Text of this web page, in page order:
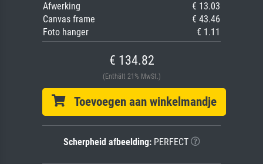
Afwerking
€ 13.03
Canvas frame
€ 43.46
Foto hanger
€ 1.11
€ 134.82
(Enthält 21% MwSt.)
Toevoegen aan winkelmandje
Scherpheid afbeelding:PERFECT